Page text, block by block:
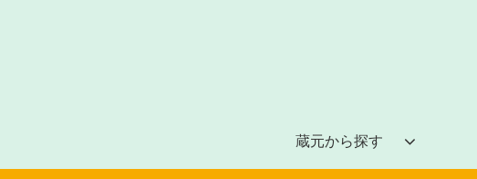
蔵元から探す